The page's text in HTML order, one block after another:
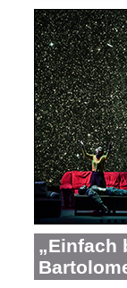
„Einfach